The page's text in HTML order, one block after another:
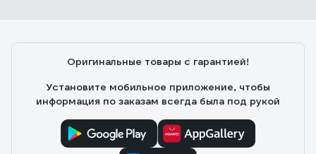
Оригинальные товары с гарантией!
Установите мобильное приложение, чтобы
информация по заказам всегда была под рукой